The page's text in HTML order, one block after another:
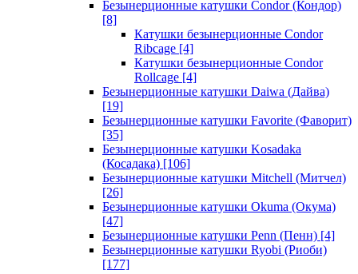
Безынерционные катушки Condor (Кондор)
[8]
Катушки безынерционные Condor
Ribcage [4]
Катушки безынерционные Condor
Rollcage [4]
Безынерционные катушки Daiwa (Дайва)
[19]
Безынерционные катушки Favorite (Фаворит)
[35]
Безынерционные катушки Kosadaka
(Косадака) [106]
Безынерционные катушки Mitchell (Митчел)
[26]
Безынерционные катушки Okuma (Окума)
[47]
Безынерционные катушки Penn (Пенн) [4]
Безынерционные катушки Ryobi (Риоби)
[177]